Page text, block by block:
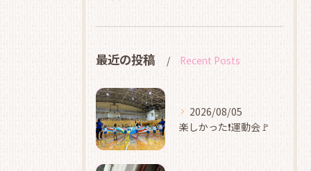
最近の投稿 Recent Posts
2026/08/05
楽しかった❗運動会🚩